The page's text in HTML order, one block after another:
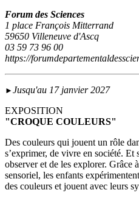
Forum des Sciences
1 place François Mitterrand
59650 Villeneuve d'Ascq
03 59 73 96 00
https://
► Jusqu'au 17 janvier 2027
EXPOSITION
"CROQUE COULEURS"
Des couleurs qui jouent un rôle
s’exprimer, de vivre en société. Et
observer et de les explorer. Grâce
sensoriel, les enfants
des couleurs et jouent avec leurs